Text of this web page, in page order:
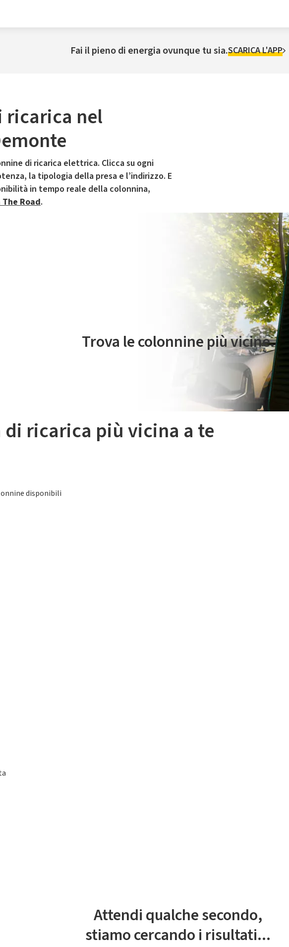
Fai il pieno di energia ovunque tu sia.SCARICA L'APP
ricarica nel
di ricarica elettrica. Clicca su ogni
la tipologia della presa e l’indirizzo. E
in tempo reale della colonnina,
Road.
Il servizio di mobilità elettrica è gestito da Plenitude On The Road
Trova le colonnine più vicine.
ricarica più vicina a te
disponibili
Attendi qualche secondo,
stiamo cercando i risultati...